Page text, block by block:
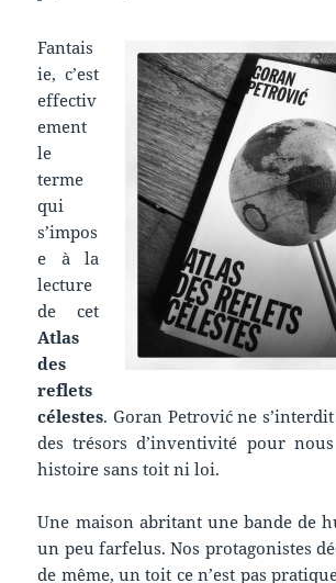
Fantais
ie, c’est
effectiv
ement
le
terme
qui
s’impos
e à la
lecture
de cet
Atlas
des
reflets
célestes. Goran Petrović ne
des trésors d’inventivité pour
histoire sans toit ni loi.
Une maison abritant une bande de
un peu farfelus. Nos protagonistes
de même, un toit ce n’est pas